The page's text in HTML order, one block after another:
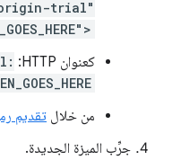
trial"
كعنوان HTTP:
من خلال تقديم
جرِّب الميزة الجديدة.